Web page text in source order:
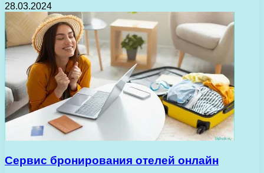
28.03.2024
Сервис бронирования отелей онлайн